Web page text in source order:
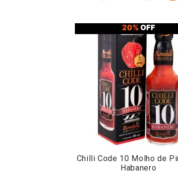
20%OFF
Chilli Code 10 Molho de
Habanero